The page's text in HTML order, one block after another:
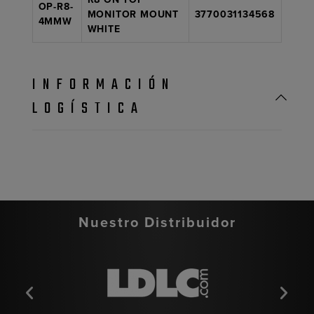
OP-R8-
4MMW
MONITOR MOUNT
WHITE
3770031134568
INFORMACIÓN
LOGÍSTICA
Nuestro Distribuidor